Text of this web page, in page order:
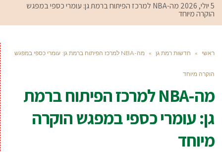
5 יולי, 2026
מה-NBA למרכז הפיתוח ברמת גן: עומרי כספי במפגש
הוקרה מיוחד
ראשי » חדשות רמת גן » מה-NBA למרכז הפיתוח ברמת גן: עומרי כספי במפגש
הוקרה מיוחד
מה-NBA למרכז הפיתוח ברמת
גן: עומרי כספי במפגש הוקרה
מיוחד